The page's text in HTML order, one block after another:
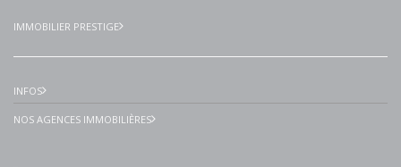
IMMOBILIER PRESTIGE
INFOS
NOS AGENCES IMMOBILIÈRES